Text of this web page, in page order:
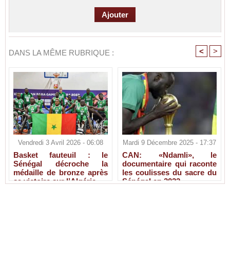
DANS LA MÊME RUBRIQUE : < >
Vendredi 3 Avril 2026 - 06:08
Basket fauteuil : le
Sénégal décroche la
médaille de bronze après
sa victoire sur l’Algérie
Mardi 9 Décembre 2025 - 17:37
CAN: «Ndamli», le
documentaire qui raconte
les coulisses du sacre du
Sénégal en 2022